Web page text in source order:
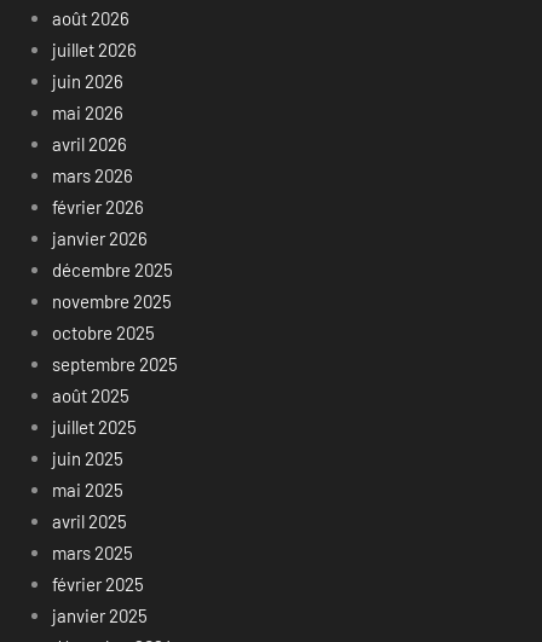
août 2026
juillet 2026
juin 2026
mai 2026
avril 2026
mars 2026
février 2026
janvier 2026
décembre 2025
novembre 2025
octobre 2025
septembre 2025
août 2025
juillet 2025
juin 2025
mai 2025
avril 2025
mars 2025
février 2025
janvier 2025